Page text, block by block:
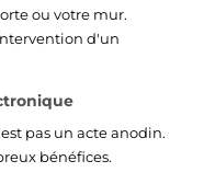
ou votre mur.
d'un
pas un acte anodin.
bénéfices.